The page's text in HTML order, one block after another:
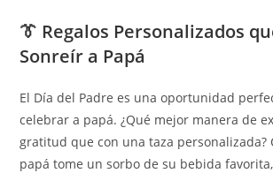
👔 Regalos Personalizados
Sonreír a Papá
El Día del Padre es una oportunidad
celebrar a papá. ¿Qué mejor manera de
gratitud que con una taza personalizada?
papá tome un sorbo de su bebida